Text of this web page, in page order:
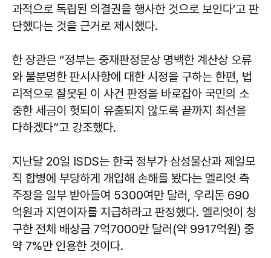
과적으로 독립된 의결권을 행사한 것으로 보인다’고 판
단했다는 것을 근거로 제시했다.
한 장관은 “정부는 중재판정문상 명백한 계산상 오류
와 불분명한 판시사항에 대한 시정을 구하는 한편, 법
리적으로 잘못된 이 사건 판정을 바로잡아 국민의 소
중한 세금이 헛되이 유출되지 않도록 끝까지 최선을
다하겠다”고 강조했다.
지난달 20일 ISDS는 한국 정부가 삼성물산과 제일모
직 합병에 부당하게 개입해 손해를 봤다는 엘리엇 측
주장을 일부 받아들여 5300여만 달러, 우리돈 690
억원과 지연이자를 지급하라고 판정했다. 엘리엇이 청
구한 전체 배상금 7억7000만 달러(약 9917억원) 중
약 7%만 인용한 것이다.